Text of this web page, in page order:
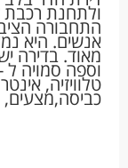
ולתחנת
אנשים. היא
מאוד. בדירה
טלוויזיה,
כביסה,מצעים,